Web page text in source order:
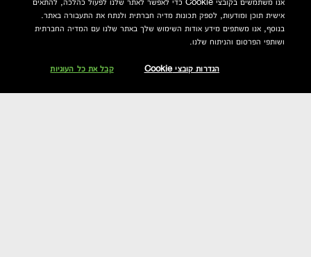
צור קשר
מידע כללי
אישית תוכן ומודעות, לספק תכונות מדיה חברתית ולנתח את התעבורה באתר.
בנוסף, אנו משתפים מידע אודות השימוש שלך באתר שלנו עם המדיה החברתית
ושותפי הפרסום והניתוח שלנו.
הגדרות קובצי Cookie קבל את כל העוגיות